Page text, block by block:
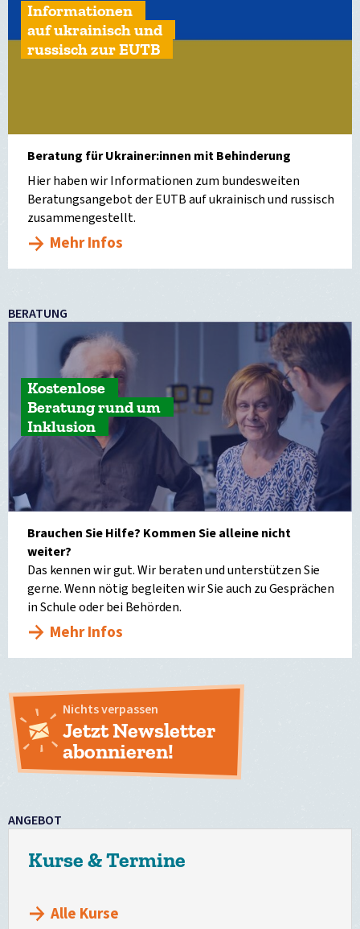
Informationen
auf ukrainisch und
russisch zur EUTB
Beratung für Ukrainer:innen mit Behinderung
Hier haben wir Informationen zum bundesweiten
Beratungsangebot der EUTB auf ukrainisch und russisch
zusammengestellt.
Mehr Infos
BERATUNG
Kostenlose
Beratung rund um
Inklusion
Brauchen Sie Hilfe? Kommen Sie alleine nicht
weiter?
Das kennen wir gut. Wir beraten und unterstützen Sie
gerne. Wenn nötig begleiten wir Sie auch zu Gesprächen
in Schule oder bei Behörden.
Mehr Infos
Nichts verpassen
Jetzt Newsletter
abonnieren!
ANGEBOT
Kurse & Termine
Alle Kurse